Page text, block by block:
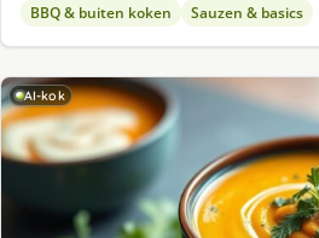
BBQ & buiten koken Sauzen & basics
AI-kok